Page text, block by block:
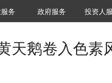
究院
务 城市之窗
政府服务 VClub投资
投资机构职
投资人
天鹅卷入色